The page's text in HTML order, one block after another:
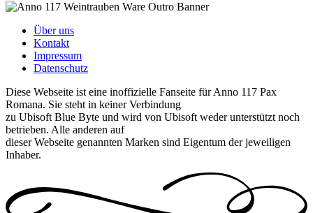
Über uns
Kontakt
Impressum
Datenschutz
Diese Webseite ist eine inoffizielle Fanseite für Anno 117 Pax
Romana. Sie steht in keiner Verbindung
zu Ubisoft Blue Byte und wird von Ubisoft weder unterstützt noch
betrieben. Alle anderen auf
dieser Webseite genannten Marken sind Eigentum der jeweiligen
Inhaber.